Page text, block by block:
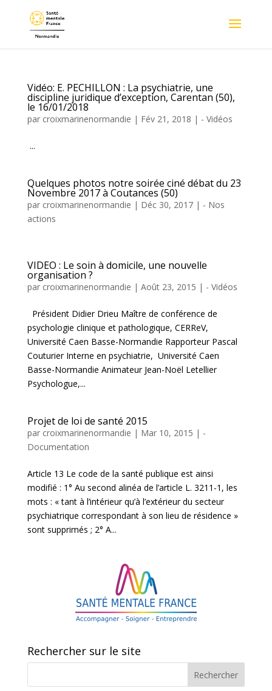
Vidéo: E. PECHILLON : La psychiatrie, une
discipline juridique d’exception, Carentan (50),
le 16/01/2018
par croixmarinenormandie | Fév 21, 2018 | - Vidéos
...
Quelques photos notre soirée ciné débat du 23
Novembre 2017 à Coutances (50)
par croixmarinenormandie | Déc 30, 2017| - Nos
actions
VIDEO : Le soin à domicile, une nouvelle
organisation ?
par croixmarinenormandie | Août 23, 2015 | - Vidéos
Président Didier Drieu Maître de conférence de
psychologie clinique et pathologique, CERReV,
Université Caen Basse-Normandie Rapporteur Pascal
Couturier Interne en psychiatrie, Université Caen
Basse-Normandie Animateur Jean-Noël Letellier
Psychologue,...
Projet de loi de santé 2015
par croixmarinenormandie | Mar 10, 2015 | -
Documentation
Article 13 Le code de la santé publique est ainsi
modifié : 1° Au second alinéa de l’article L. 3211-1, les
mots : « tant à l’intérieur qu’à l’extérieur du secteur
psychiatrique correspondant à son lieu de résidence »
sont supprimés ; 2° A...
Rechercher sur le site